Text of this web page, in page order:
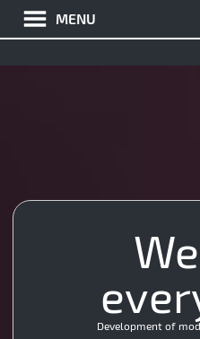
MENU
Java
HTML5
Development of